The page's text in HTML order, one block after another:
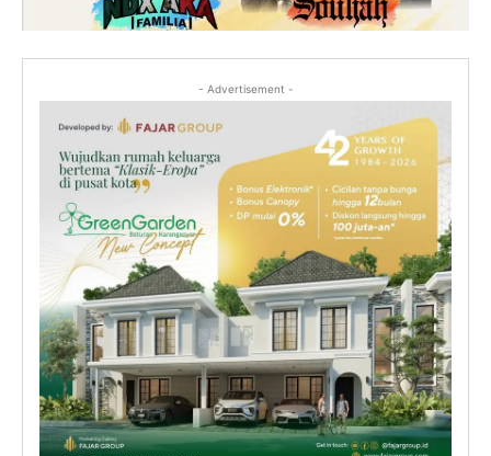
- Advertisement -